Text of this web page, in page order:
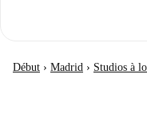
Début › Madrid › Studios à